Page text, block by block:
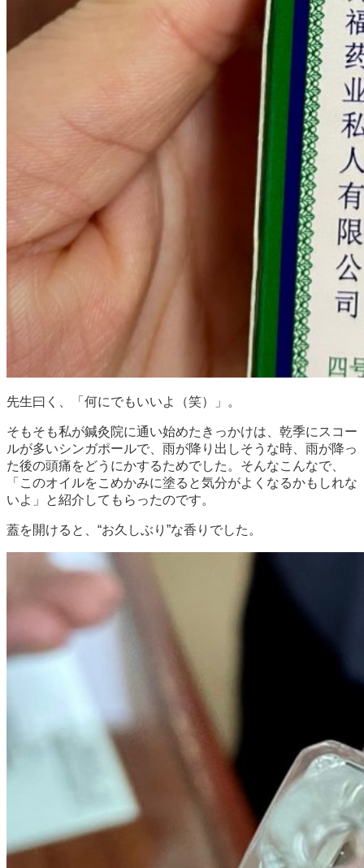
先生曰く、「何にでもいいよ（笑）」。
そもそも私が鍼灸院に通い始めたきっかけは、乾季にスコー
ルが多いシンガポールで、雨が降り出しそうな時、雨が降っ
た後の頭痛をどうにかするためでした。そんなこんなで、
「このオイルをこめかみに塗ると気分がよくなるかもしれな
いよ」と紹介してもらったのです。
蓋を開けると、“お久しぶり”な香りでした。